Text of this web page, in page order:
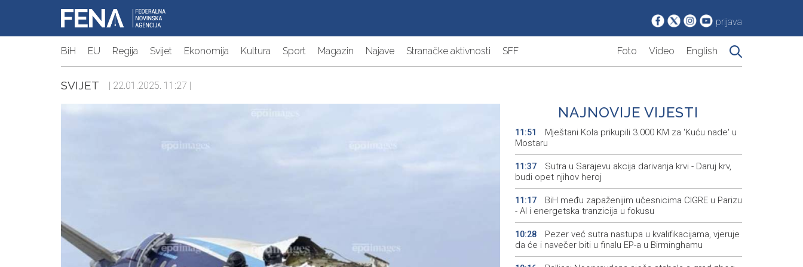
prijava
BiH EU Regija Svijet Ekonomija Kultura Sport Magazin Najave Stranačke aktivnosti SFF Foto Video English
SVIJET | 22.01.2025. 11:27 |
NAJNOVIJE VIJESTI
11:51
Mještani Kola prikupili 3.000 KM za 'Kuću nade' u
Mostaru
11:37
Sutra u Sarajevu akcija darivanja krvi - Daruj krv,
budi opet njihov heroj
11:17
BiH među zapaženijim učesnicima CIGRE u Parizu
- AI i energetska tranzicija u fokusu
10:28
Pezer već sutra nastupa u kvalifikacijama, vjeruje
da će i navečer biti u finalu EP-a u Birminghamu